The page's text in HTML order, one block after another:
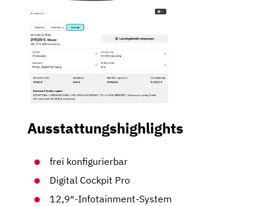
Ausstattungshighlights
frei konfigurierbar
Digital Cockpit Pro
12,9″-Infotainment-System